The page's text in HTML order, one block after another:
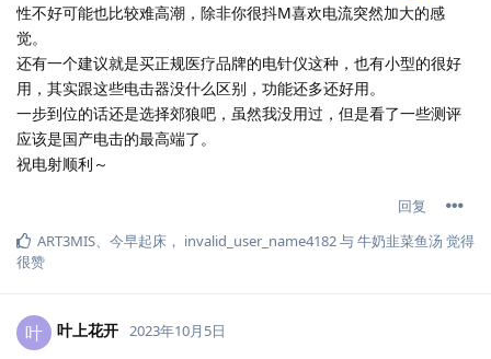
性不好可能也比较难高潮，除非你很抖M喜欢电流突然加大的感
觉。
还有一个建议就是买正规医疗品牌的电针仪这种，也有小型的很好
用，其实跟这些电击器没什么区别，功能还多还好用。
一步到位的话还是选择郊狼吧，虽然我没用过，但是看了一些测评
应该是国产电击的最高端了。
祝电射顺利～
回复
ART3MIS
今早起床 ， invalid_user_name4182与牛奶韭菜鱼汤 觉得
很赞
叶 叶上花开 2023年10月5日